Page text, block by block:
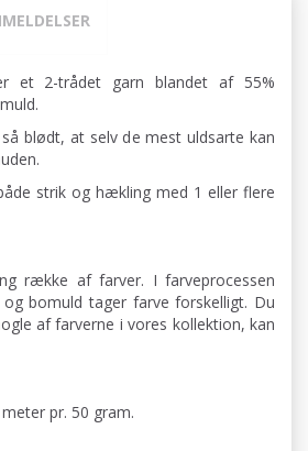
et 2-trådet garn blandet af 55%
blødt, at selv de mest uldsarte kan
strik og hækling med 1 eller flere
række af farver. I farveprocessen
bomuld tager farve forskelligt. Du
af farverne i vores kollektion, kan
pr. 50 gram.